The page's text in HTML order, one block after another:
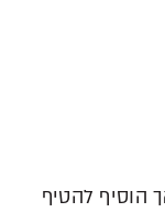
הוסיף להטיף